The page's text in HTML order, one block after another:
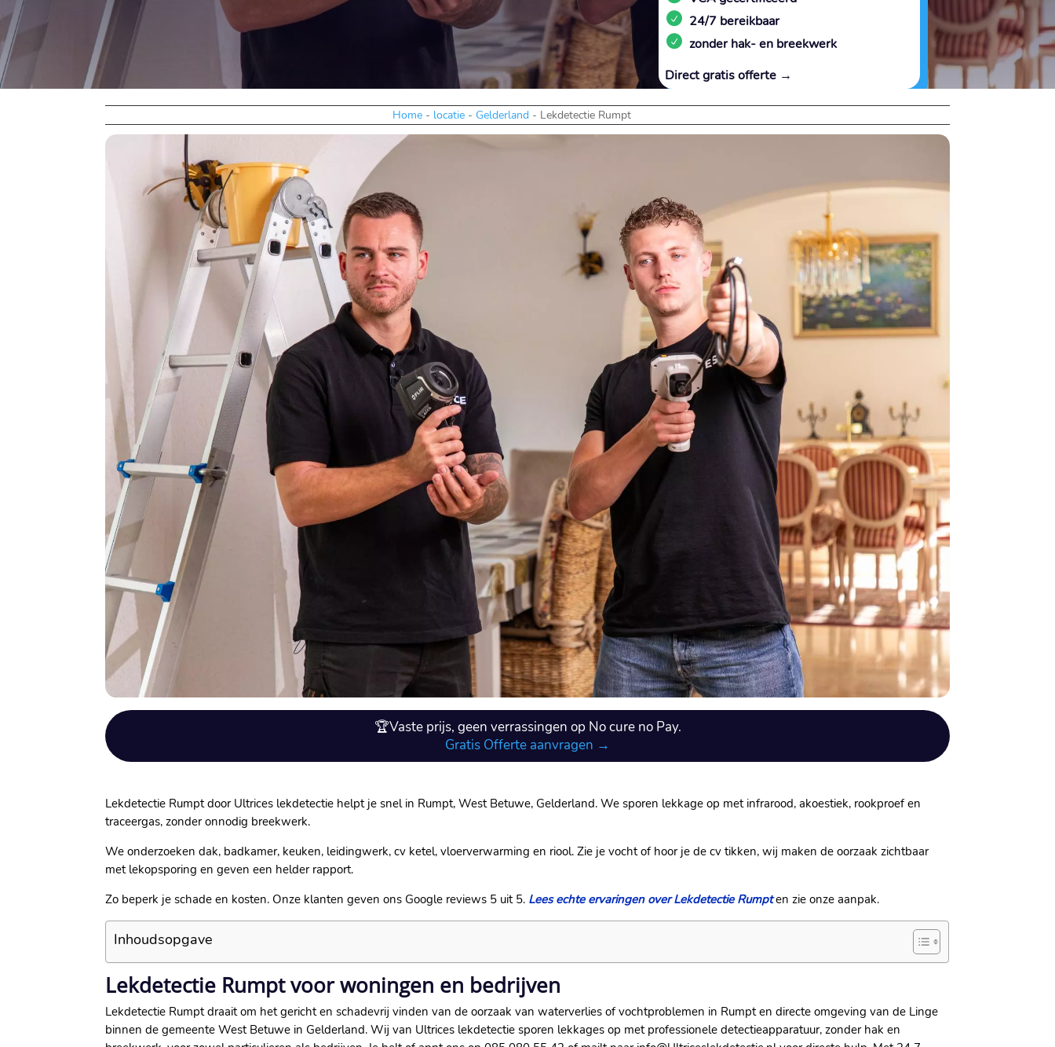
24/7 bereikbaar
zonder hak- en breekwerk
Direct gratis offerte →
Home - locatie - Gelderland - Lekdetectie Rumpt
🏆Vaste prijs, geen verrassingen op No cure no Pay.
Gratis Offerte aanvragen →
Lekdetectie Rumpt door Ultrices lekdetectie helpt je snel in Rumpt, West Betuwe, Gelderland.​ We sporen lekkage op met infrarood, akoestiek, rookproef en
traceergas, zonder onnodig breekwerk.​
We onderzoeken dak, badkamer, keuken, leidingwerk, cv ketel, vloerverwarming en riool.​ Zie je vocht of hoor je de cv tikken, wij maken de oorzaak zichtbaar
met lekopsporing en geven een helder rapport.​
Zo beperk je schade en kosten.​ Onze klanten geven ons Google reviews 5 uit 5.​ Lees echte ervaringen over Lekdetectie Rumpten zie onze aanpak.​
Inhoudsopgave
Lekdetectie Rumpt voor woningen en bedrijven
Lekdetectie Rumpt draait om het gericht en schadevrij vinden van de oorzaak van waterverlies of vochtproblemen in Rumpt en directe omgeving van de Linge
binnen de gemeente West Betuwe in Gelderland.​ Wij van Ultrices lekdetectie sporen lekkages op met professionele detectieapparatuur, zonder hak en